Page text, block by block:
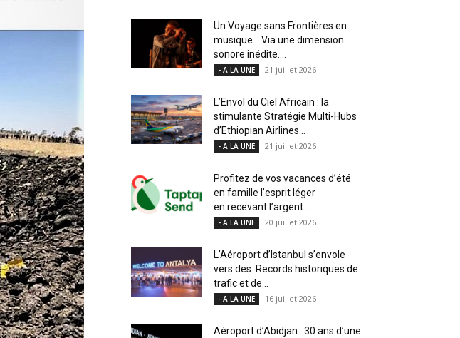
Un Voyage sans Frontières en
musique… Via une dimension
sonore inédite....
- A LA UNE 21 juillet 2026
L’Envol du Ciel Africain : la
stimulante Stratégie Multi-Hubs
d’Ethiopian Airlines...
- A LA UNE 21 juillet 2026
Profitez de vos vacances d’été
en famille l’esprit léger
en recevant l’argent...
- A LA UNE 20 juillet 2026
L’Aéroport d’Istanbul s’envole
vers des Records historiques de
trafic et de...
- A LA UNE 16 juillet 2026
Aéroport d’Abidjan : 30 ans d’une